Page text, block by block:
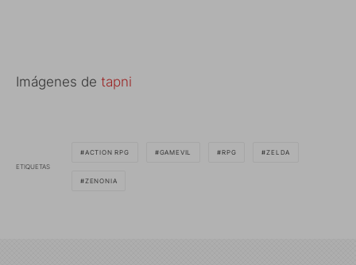
Imágenes de tapni
ETIQUETAS
ACTION RPG GAMEVIL RPG ZELDA
ZENONIA